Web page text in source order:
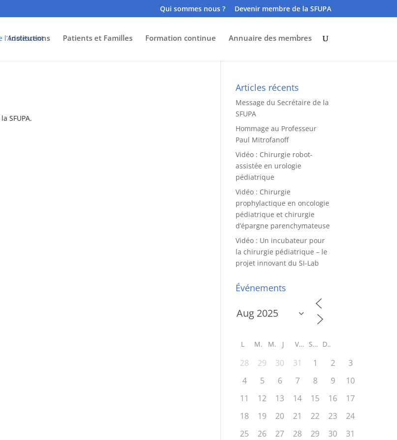
Qui sommes nous ? Devenir membre de la SFUPA
Institutions Patients et Familles Formation continue Annuaire des membres
SFUPA.
Articles récents
Message du Secrétaire de la
SFUPA
Hommage au Professeur
Paul Mitrofanoff
Vidéo : Chirurgie robot-
assistée en urologie
pédiatrique
Vidéo : Chirurgie
prophylactique en oncologie
pédiatrique et chirurgie
d’épargne parenchymateuse
Vidéo : Un incubateur pour
la chirurgie pédiatrique – le
projet innovant du SI-Lab
Événements
L M M J V S D
28 29 30 31 1 2
3
4
5 6 7 8 9
10
11
12 13 14 15 16
17
18
19 20 21 22 23
24
25
26 27 28 29 30 31